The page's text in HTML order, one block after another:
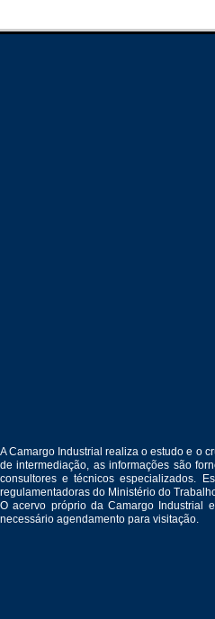
A Camargo Industrial realiza o estudo e o
de intermediação, as informações são
consultores e técnicos especializados.
regulamentadoras do Ministério do
O acervo próprio da Camargo Industrial
necessário agendamento para visitação.